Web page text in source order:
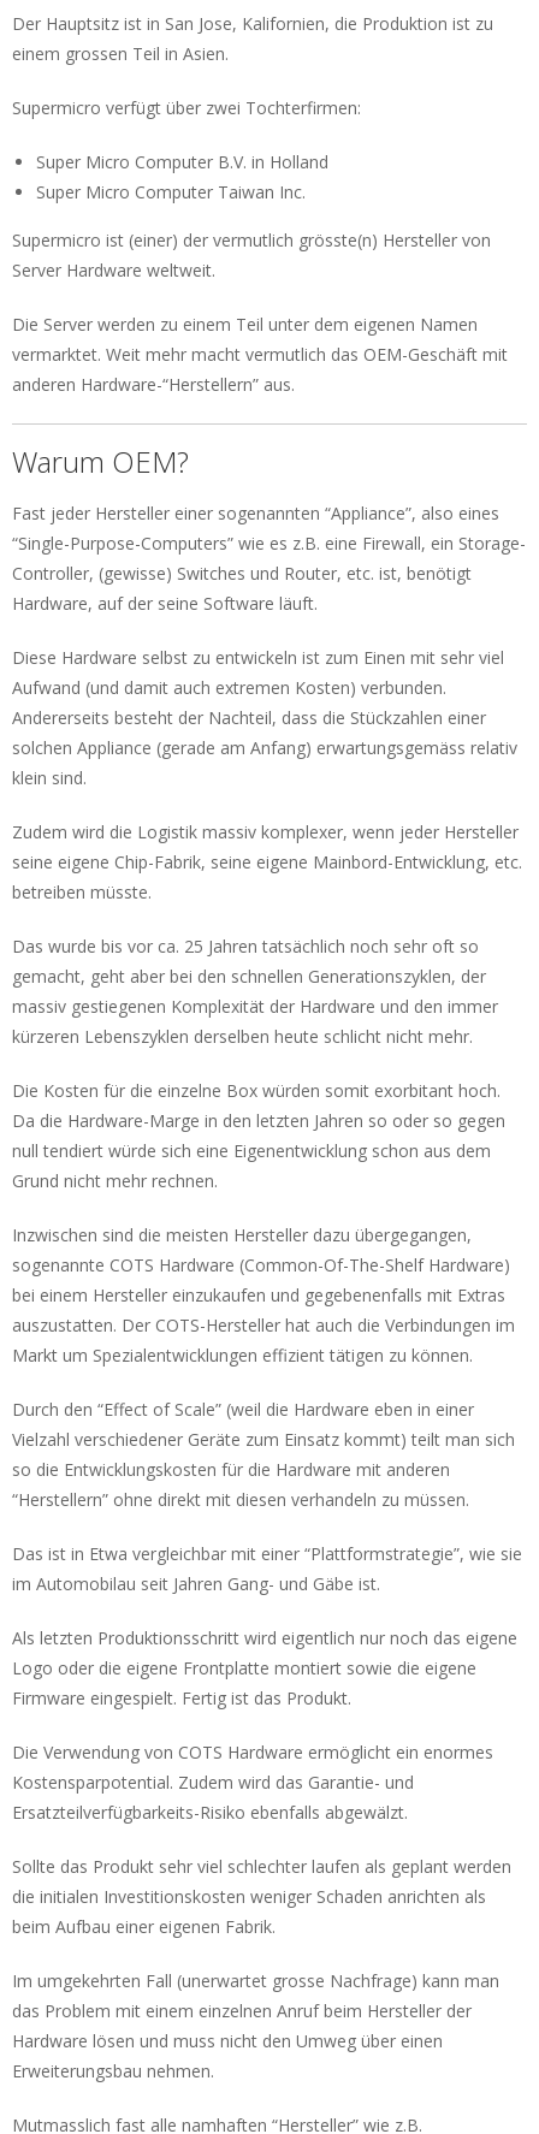
Der Hauptsitz ist in San Jose, Kalifornien, die Produktion ist zu
einem grossen Teil in Asien.
Supermicro verfügt über zwei Tochterfirmen:
Super Micro Computer B.V. in Holland
Super Micro Computer Taiwan Inc.
Supermicro ist (einer) der vermutlich grösste(n) Hersteller von
Server Hardware weltweit.
Die Server werden zu einem Teil unter dem eigenen Namen
vermarktet. Weit mehr macht vermutlich das OEM-Geschäft mit
anderen Hardware-“Herstellern” aus.
Warum OEM?
Fast jeder Hersteller einer sogenannten “Appliance”, also eines
“Single-Purpose-Computers” wie es z.B. eine Firewall, ein Storage-
Controller, (gewisse) Switches und Router, etc. ist, benötigt
Hardware, auf der seine Software läuft.
Diese Hardware selbst zu entwickeln ist zum Einen mit sehr viel
Aufwand (und damit auch extremen Kosten) verbunden.
Andererseits besteht der Nachteil, dass die Stückzahlen einer
solchen Appliance (gerade am Anfang) erwartungsgemäss relativ
klein sind.
Zudem wird die Logistik massiv komplexer, wenn jeder Hersteller
seine eigene Chip-Fabrik, seine eigene Mainbord-Entwicklung, etc.
betreiben müsste.
Das wurde bis vor ca. 25 Jahren tatsächlich noch sehr oft so
gemacht, geht aber bei den schnellen Generationszyklen, der
massiv gestiegenen Komplexität der Hardware und den immer
kürzeren Lebenszyklen derselben heute schlicht nicht mehr.
Die Kosten für die einzelne Box würden somit exorbitant hoch.
Da die Hardware-Marge in den letzten Jahren so oder so gegen
null tendiert würde sich eine Eigenentwicklung schon aus dem
Grund nicht mehr rechnen.
Inzwischen sind die meisten Hersteller dazu übergegangen,
sogenannte COTS Hardware (Common-Of-The-Shelf Hardware)
bei einem Hersteller einzukaufen und gegebenenfalls mit Extras
auszustatten. Der COTS-Hersteller hat auch die Verbindungen im
Markt um Spezialentwicklungen effizient tätigen zu können.
Durch den “Effect of Scale” (weil die Hardware eben in einer
Vielzahl verschiedener Geräte zum Einsatz kommt) teilt man sich
so die Entwicklungskosten für die Hardware mit anderen
“Herstellern” ohne direkt mit diesen verhandeln zu müssen.
Das ist in Etwa vergleichbar mit einer “Plattformstrategie”, wie sie
im Automobilau seit Jahren Gang- und Gäbe ist.
Als letzten Produktionsschritt wird eigentlich nur noch das eigene
Logo oder die eigene Frontplatte montiert sowie die eigene
Firmware eingespielt. Fertig ist das Produkt.
Die Verwendung von COTS Hardware ermöglicht ein enormes
Kostensparpotential. Zudem wird das Garantie- und
Ersatzteilverfügbarkeits-Risiko ebenfalls abgewälzt.
Sollte das Produkt sehr viel schlechter laufen als geplant werden
die initialen Investitionskosten weniger Schaden anrichten als
beim Aufbau einer eigenen Fabrik.
Im umgekehrten Fall (unerwartet grosse Nachfrage) kann man
das Problem mit einem einzelnen Anruf beim Hersteller der
Hardware lösen und muss nicht den Umweg über einen
Erweiterungsbau nehmen.
Mutmasslich fast alle namhaften “Hersteller” wie z.B.